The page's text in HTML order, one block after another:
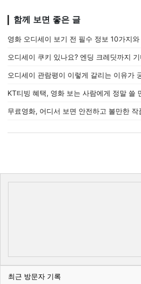
함께 보면 좋은 글
영화 오디세이 보기 전 필수 정보 10가지
오디세이 쿠키 있나요? 엔딩 크레딧까지
오디세이 관람평이 이렇게 갈리는 이유가
KT티빙 혜택, 영화 보는 사람에게 정말 쓸
무료영화, 어디서 보면 안전하고 볼만한
최근 방문자 기록